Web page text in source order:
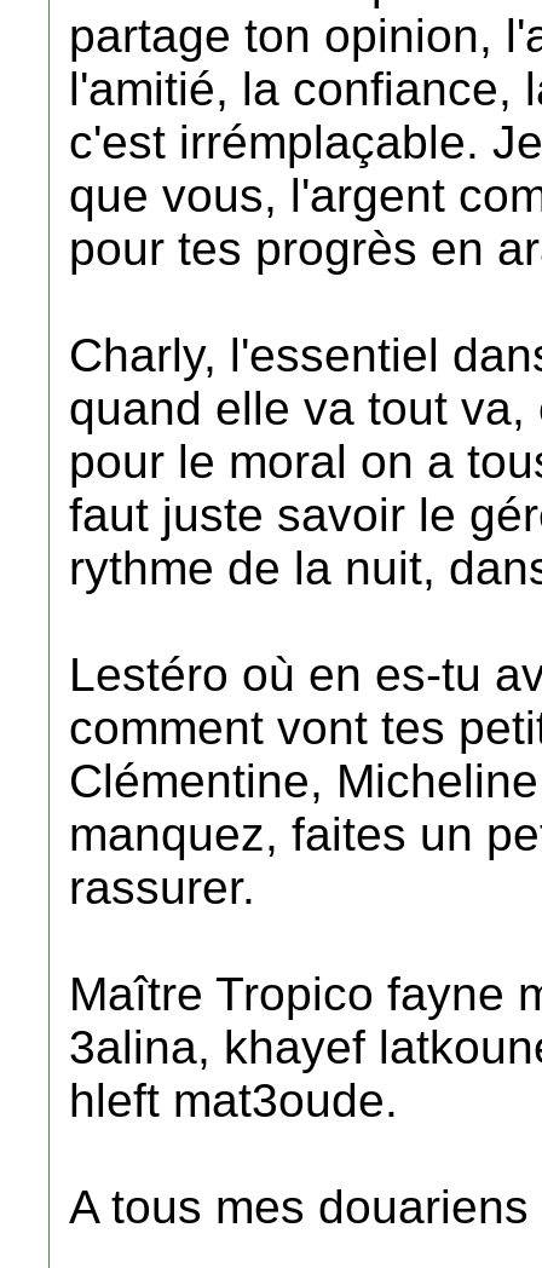
partage ton opinion,
l'amitié, la confiance,
c'est irrémplaçable.
que vous, l'argent
pour tes progrès en
Charly, l'essentiel
quand elle va tout
pour le moral on a
faut juste savoir le
rythme de la nuit,
Lestéro où en es-tu
comment vont tes
Clémentine,
manquez, faites un
rassurer.
Maître Tropico fayne
3alina, khayef
hleft mat3oude.
A tous mes